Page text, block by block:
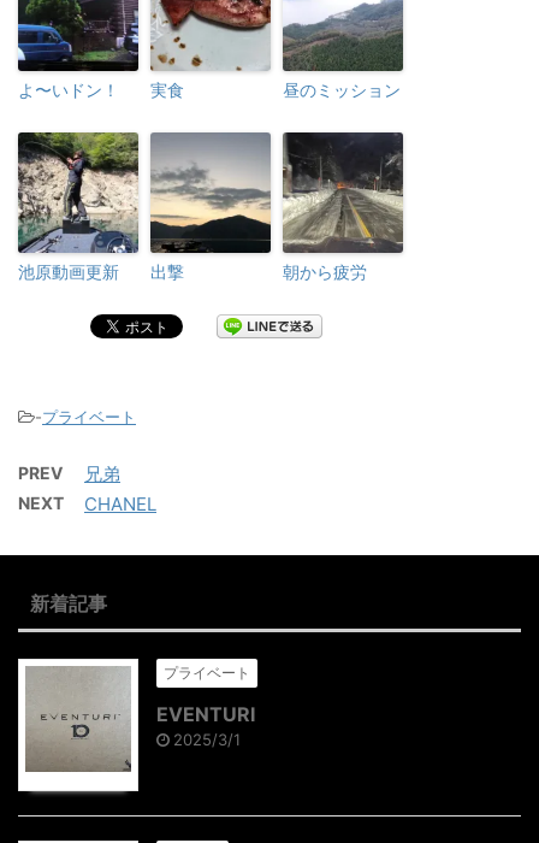
よ〜いドン！ 実食 昼のミッション
池原動画更新 出撃 朝から疲労
-プライベート
PREV 兄弟
NEXT CHANEL
新着記事
プライベート
EVENTURI
2025/3/1